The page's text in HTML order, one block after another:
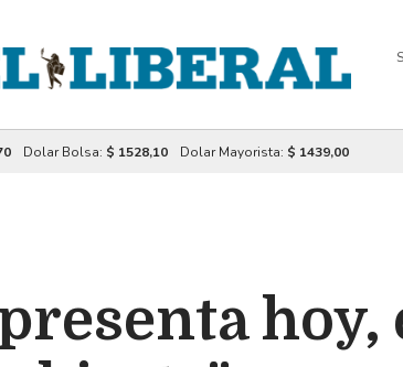
Dolar Bolsa: $ 1528,10 Dolar Mayorista: $ 1439,00
hoy,